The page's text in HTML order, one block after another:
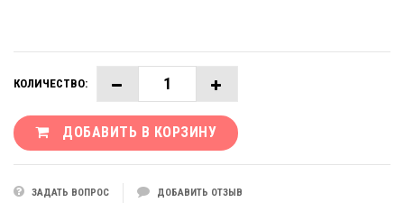
КОЛИЧЕСТВО:
ДОБАВИТЬ В КОРЗИНУ
ЗАДАТЬ ВОПРОС ДОБАВИТЬ ОТЗЫВ